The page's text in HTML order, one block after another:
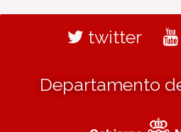
twitter
Departamento